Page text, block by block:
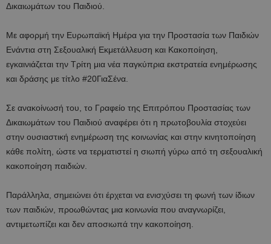
Δικαιωμάτων του Παιδιού.
Με αφορμή την Ευρωπαϊκή Ημέρα για την Προστασία των Παιδιών
Ενάντια στη Σεξουαλική Εκμετάλλευση και Κακοποίηση,
εγκαινιάζεται την Τρίτη μια νέα παγκύπρια εκστρατεία ενημέρωσης
και δράσης με τίτλο #20ΓιαΣένα.
Σε ανακοίνωσή του, το Γραφείο της Επιτρόπου Προστασίας των
Δικαιωμάτων του Παιδιού αναφέρει ότι η πρωτοβουλία στοχεύει
στην ουσιαστική ενημέρωση της κοινωνίας και στην κινητοποίηση
κάθε πολίτη, ώστε να τερματιστεί η σιωπή γύρω από τη σεξουαλική
κακοποίηση παιδιών.
Παράλληλα, σημειώνει ότι έρχεται να ενισχύσει τη φωνή των ίδιων
των παιδιών, προωθώντας μια κοινωνία που αναγνωρίζει,
αντιμετωπίζει και δεν αποσιωπά την κακοποίηση.